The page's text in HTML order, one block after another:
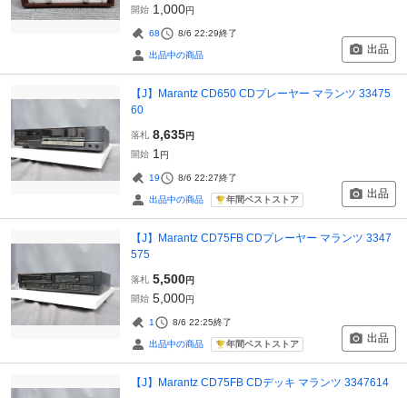
開始 1,000円
68 8/6 22:29終了
出品中の商品 出品
【J】Marantz CD650 CDプレーヤー マランツ 33475
60
落札 8,635円
開始 1 円
19 8/6 22:27終了
出品中の商品 年間ベストストア 出品
【J】Marantz CD75FB CDプレーヤー マランツ 3347
575
落札 5,500円
開始 5,000円
1 8/6 22:25終了
出品中の商品 年間ベストストア 出品
【J】Marantz CD75FB CDデッキ マランツ 3347614